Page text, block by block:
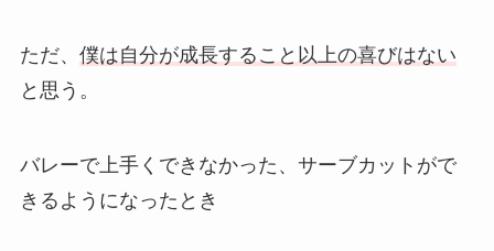
ただ、 僕は自分が成長すること以上の喜びはない
と思う。
バレーで上手くできなかった、サーブカットがで
きるようになったとき